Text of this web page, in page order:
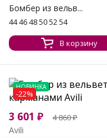
Бомбер из вельв...
44 46 48 50 52 54
В корзину
НОВИНКА
-22%
3 601 ₽ 4 860₽
Avili